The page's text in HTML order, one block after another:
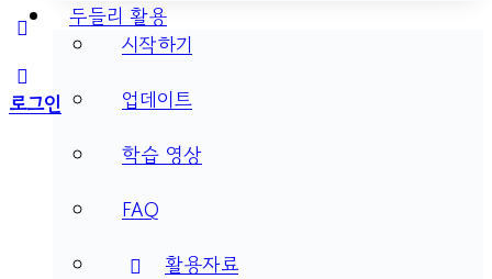
More
options
로그인
두들리 활용
시작하기
업데이트
학습 영상
FAQ
활용자료